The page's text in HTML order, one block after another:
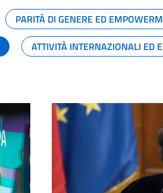
PARITÀ DI GENERE ED
ATTIVITÀ INTERNAZIONALI ED